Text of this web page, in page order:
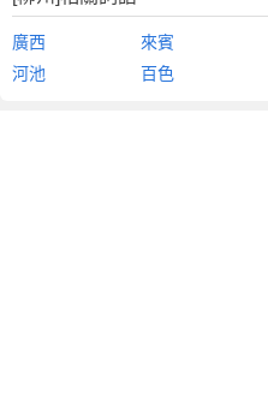
廣西 來賓
河池
百色